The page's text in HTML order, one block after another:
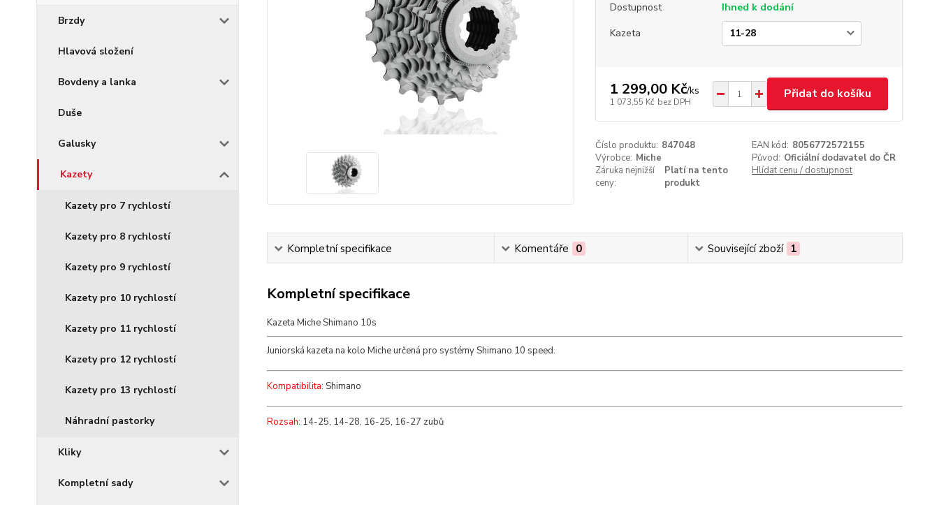
Brzdy
Hlavová složení
Bovdeny a lanka
Duše
Galusky
Kazety
Kazety pro 7 rychlostí
Kazety pro 8 rychlostí
Kazety pro 9 rychlostí
Kazety pro 10 rychlostí
Kazety pro 11 rychlostí
Kazety pro 12 rychlostí
Kazety pro 13 rychlostí
Náhradní pastorky
Kliky
Kompletní sady
Dostupnost
Ihned k dodání
Kazeta
1 299,00 Kč/ks
1 073,55 Kč bez DPH
Přidat do košíku
Číslo produktu: 847048 EAN kód: 8056772572155
Výrobce: Miche Původ: Oficiální dodavatel do ČR
Záruka nejnižší
ceny:
Platí na tento
produkt
Hlídat cenu / dostupnost
Kompletní specifikace Komentáře 0 Související zboží 1
Kompletní specifikace
Kazeta Miche Shimano 10s
Juniorská kazeta na kolo Miche určená pro systémy Shimano 10 speed.
Kompatibilita: Shimano
Rozsah: 14-25, 14-28, 16-25, 16-27 zubů